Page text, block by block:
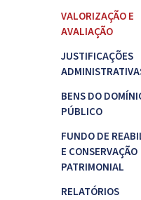
VALORIZAÇÃO E
AVALIAÇÃO
JUSTIFICAÇÕES
BENS DO
PÚBLICO
FUNDO DE
E CONSERVAÇÃO
PATRIMONIAL
RELATÓRIOS